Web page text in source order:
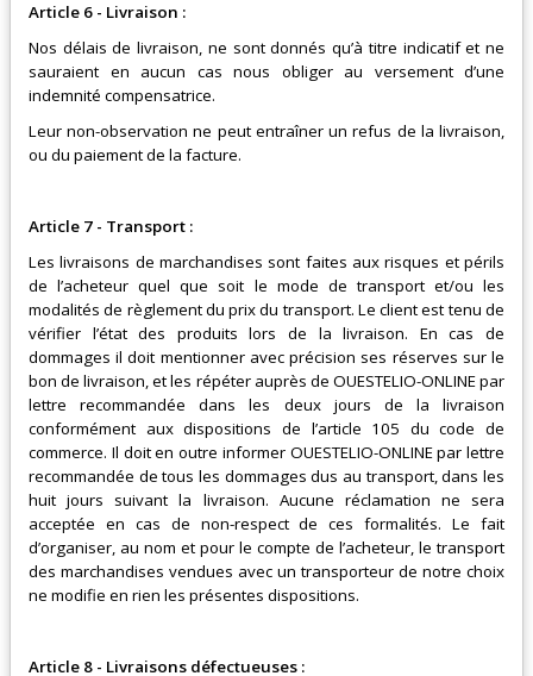
Article 6 - Livraison :
Nos délais de livraison, ne sont donnés qu’à titre indicatif et ne
sauraient en aucun cas nous obliger au versement d’une
indemnité compensatrice.
Leur non-observation ne peut entraîner un refus de la livraison,
ou du paiement de la facture.
Article 7 - Transport :
Les livraisons de marchandises sont faites aux risques et périls
de l’acheteur quel que soit le mode de transport et/ou les
modalités de règlement du prix du transport. Le client est tenu de
vérifier l’état des produits lors de la livraison. En cas de
dommages il doit mentionner avec précision ses réserves sur le
bon de livraison, et les répéter auprès de OUESTELIO-ONLINEpar
lettre recommandée dans les deux jours de la livraison
conformément aux dispositions de l’article 105 du code de
commerce. Il doit en outre informer OUESTELIO-ONLINEpar lettre
recommandée de tous les dommages dus au transport, dans les
huit jours suivant la livraison. Aucune réclamation ne sera
acceptée en cas de non-respect de ces formalités. Le fait
d’organiser, au nom et pour le compte de l’acheteur, le transport
des marchandises vendues avec un transporteur de notre choix
ne modifie en rien les présentes dispositions.
Article 8 - Livraisons défectueuses :